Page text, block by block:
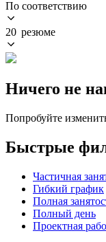
По соответствию
20 резюме
Ничего не
Попробуйте
Быстрые
Частичная
Гибкий график
Полная
Полный день
Проектная